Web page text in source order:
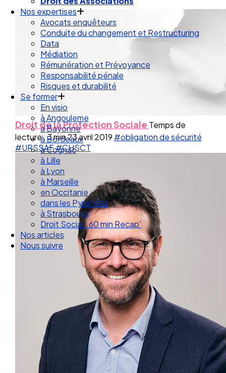
Droit des Associations
Nos expertises
Avocats enquêteurs
Conduite du changement et Restructuring
Data
Médiation
Rémunération et Prévoyance
Responsabilité pénale
Risques et durabilité
Se former
En visio
à Angouleme
à Bayonne
à Bordeaux
à Cognac
à Lille
à Lyon
à Marseille
en Occitanie
dans les Pyrénées
à Strasbourg
Droit Social : 60 min Recap’
Nos articles
Droit de la Protection Sociale Temps de
lecture : 3 min23 avril 2019 #obligation de sécurité
#URSSAF#CHSCT